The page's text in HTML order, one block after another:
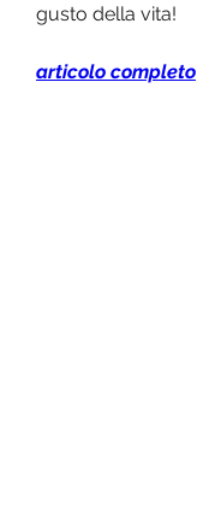
gusto della vita!
articolo completo